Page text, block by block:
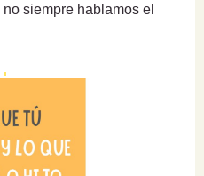
siempre hablamos el